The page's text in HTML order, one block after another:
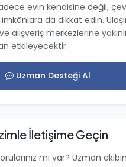
evin kendisine değil,
da dikkat edin.
alışveriş merkezlerine
etkileyecektir.
Uzman Desteği Al
İletişime Geçin
mı var? Uzman